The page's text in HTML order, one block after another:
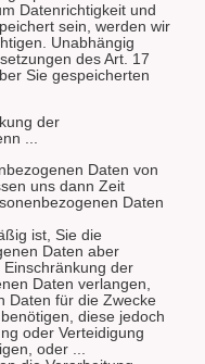
Datenrichtigkeit und
sein, werden wir
Unabhängig
des Art. 17
Sie gespeicherten
der
...
Daten von
uns dann Zeit
Daten
ist, Sie die
Daten aber
der
Daten verlangen,
Daten für die Zwecke
diese jedoch
oder Verteidigung
oder ...